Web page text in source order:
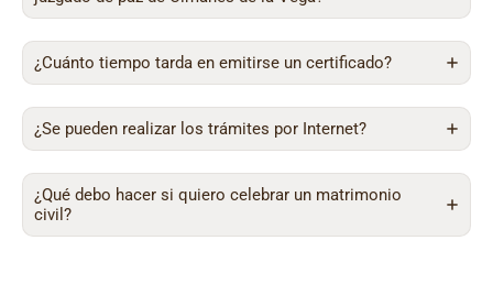
¿Cuánto tiempo tarda en emitirse un certificado?
¿Se pueden realizar los trámites por Internet?
¿Qué debo hacer si quiero celebrar un matrimonio
civil?